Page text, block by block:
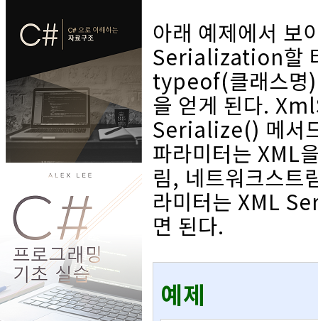
아래 예제에서
Serialization할
typeof(클래스명
을 얻게 된다.
Serialize() 메서
파라미터는 XML
림, 네트워크스트
라미터는 XML
면 된다.
예제